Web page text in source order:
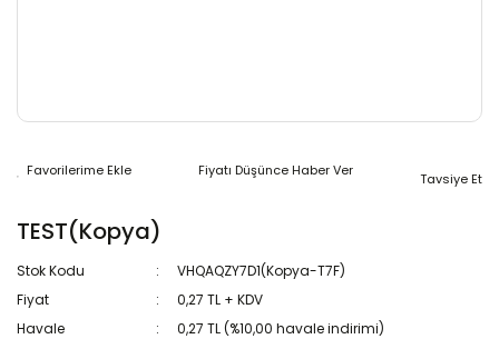
Fiyatı Düşünce Haber Ver Tavsiye Et
TEST(Kopya)
Stok Kodu
VHQAQZY7D1(Kopya-T7F)
Fiyat
0,27 TL + KDV
Havale
0,27 TL (%10,00 havale indirimi)